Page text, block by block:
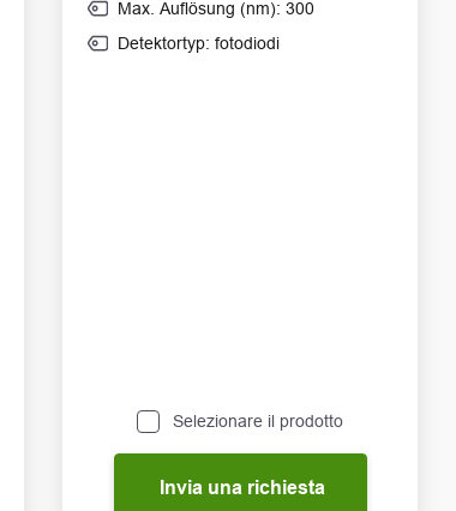
Max. Auflösung (nm): 300
Detektortyp: fotodiodi
Selezionare il prodotto
Invia una richiesta